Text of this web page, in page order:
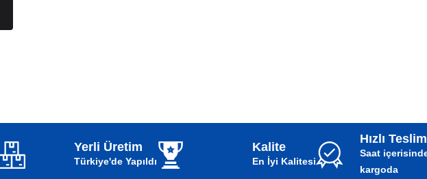
Hızlı
48 Saat
kargoda
Kalite
En İyi Kalitesi
Yerli Üretim
Türkiye'de Yapıldı